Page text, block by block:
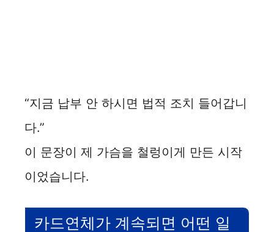
“지금 납부 안 하시면 법적 조치 들어갑니
다.”
이 문장이 제 가슴을 철렁이게 만든 시작
이었습니다.
카드연체가 계속되면 어떤 일